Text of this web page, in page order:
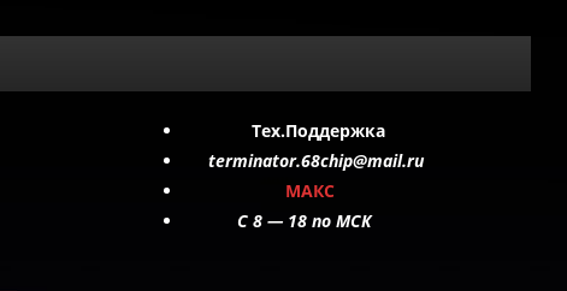
Тех.Поддержка
terminator.68chip@mail.ru
МАКС
C 8 — 18 по МСК